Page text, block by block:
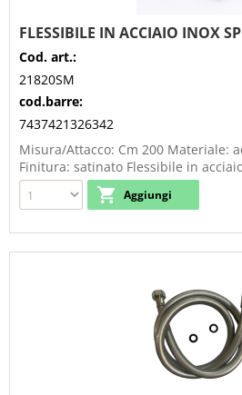
FLESSIBILE IN ACCIAIO INOX
Cod. art.:
21820SM
cod.barre:
7437421326342
Misura/Attacco: Cm 200 Materiale:
Finitura: satinato Flessibile in